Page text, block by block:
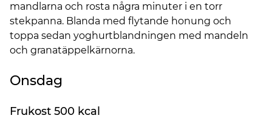
mandlarna och rosta några minuter i en torr
stekpanna. Blanda med flytande honung och
toppa sedan yoghurtblandningen med mandeln
och granatäppelkärnorna.
Onsdag
Frukost 500 kcal